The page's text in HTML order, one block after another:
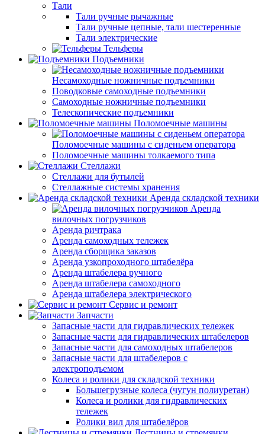
Тали
Тали ручные рычажные
Тали ручные цепные, тали шестеренные
Тали электрические
Тельферы
Подъемники
Несамоходные ножничные подъемники
Поводковые самоходные подъемники
Самоходные ножничные подъемники
Телескопические подъемники
Поломоечные машины
Поломоечные машины с сиденьем оператора
Поломоечные машины толкаемого типа
Стеллажи
Стеллажи для бутылей
Стеллажные системы хранения
Аренда складской техники
Аренда
вилочных погрузчиков
Аренда ричтрака
Аренда самоходных тележек
Аренда сборщика заказов
Аренда узкопроходного штабелёра
Аренда штабелера ручного
Аренда штабелера самоходного
Аренда штабелера электрического
Сервис и ремонт
Запчасти
Запасные части для гидравлических тележек
Запасные части для гидравлических штабелеров
Запасные части для самоходных штабелеров
Запасные части для штабелеров с
электроподъемом
Колеса и ролики для складской техники
Большегрузные колеса (чугун полиуретан)
Колеса и ролики для гидравлических
тележек
Ролики вил для штабелёров